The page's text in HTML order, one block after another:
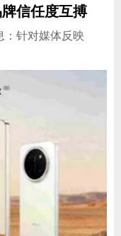
信任度互搏
：针对媒体反映